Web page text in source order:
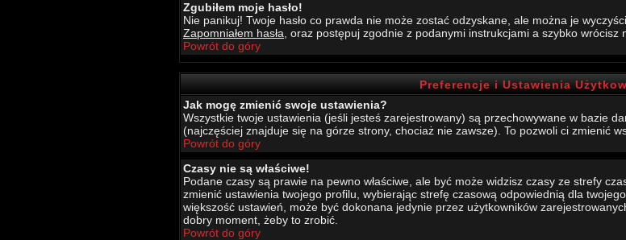
Zgubiłem moje hasło!
Nie panikuj! Twoje hasło co prawda nie może zostać odzyskane, ale można je
Zapomniałem hasła , oraz postępuj zgodnie z podanymi instrukcjami a szybko wrócisz
Powrót do góry
Preferencje i Ustawienia
Jak mogę zmienić swoje ustawienia?
Wszystkie twoje ustawienia (jeśli jesteś zarejestrowany) są przechowywane w bazie
(najczęściej znajduje się na górze strony, chociaż nie zawsze). To pozwoli ci zmienić
Powrót do góry
Czasy nie są właściwe!
Podane czasy są prawie na pewno właściwe, ale być może widzisz czasy ze strefy
zmienić ustawienia twojego profilu, wybierając strefę czasową odpowiednią dla
większość ustawień, może być dokonana jedynie przez użytkowników
dobry moment, żeby to zrobić.
Powrót do góry